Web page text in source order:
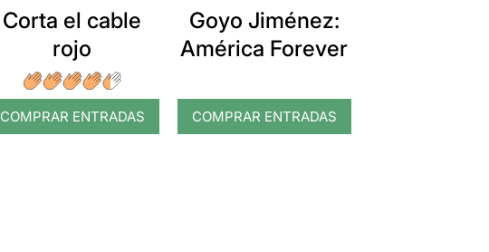
Corta el cable
rojo
COMPRAR ENTRADAS
Goyo Jiménez:
América Forever
COMPRAR ENTRADAS